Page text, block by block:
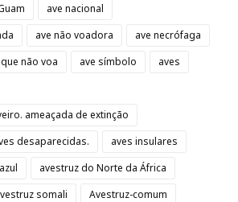
ave nacional
ave não voadora
ave necrófaga
não voa ave símbolo
aves
ameaçada de extinção
desaparecidas.
aves insulares
avestruz do Norte da África
somali
Avestruz-comum